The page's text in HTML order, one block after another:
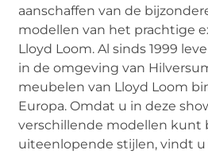
aanschaffen van de
modellen van het prachtige
Lloyd Loom. Al sinds 1999
in de omgeving van
meubelen van Lloyd Loom
Europa. Omdat u in deze
verschillende modellen kunt
uiteenlopende stijlen, vindt